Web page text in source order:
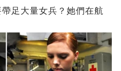
足大量女兵？她們在航